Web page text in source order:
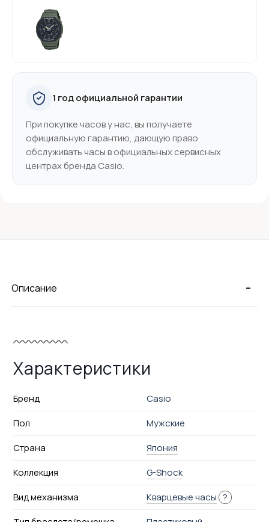
1 год официальной гарантии
При покупке часов у нас, вы получаете
официальную гарантию, дающую право
обслуживать часы в официальных сервисных
центрах бренда Casio.
-
Описание
Характеристики
Бренд
Casio
Пол
Мужские
Страна
Япония
Коллекция
G-Shock
Вид механизма
Кварцевые часы ?